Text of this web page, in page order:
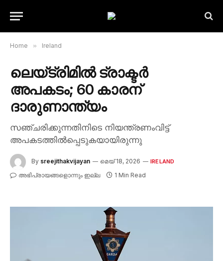
Home » Ireland
ലെയ്ട്രിമിൽ ട്രാക്ടർ
അപകടം; 60 കാരന്
ദാരുണാന്ത്യം
സഞ്ചരിക്കുന്നതിനിടെ നിയന്ത്രണംവിട്ട്
അപകടത്തിൽപ്പെടുകയായിരുന്നു
By sreejithakvijayan മെയ്‌ 18, 2026 IRELAND
അഭിപ്രായങ്ങളൊന്നും ഇല്ല 1 Min Read